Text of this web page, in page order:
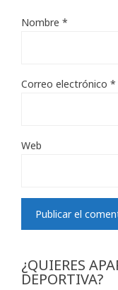
Nombre *
Correo electrónico *
Web
¿QUIERES
DEPORTIVA?